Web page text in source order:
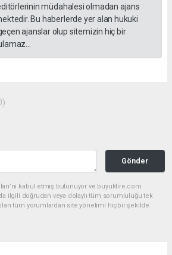
müdahalesi olmadan ajans
Bu haberlerde yer alan hukuki
ajanslar olup sitemizin hiç bir
Gönder
kabul etmiş bulunuyor ve buyuktire.com
ilgili doğrudan veya dolaylı tüm sorumluluğu tek
tüm yorumlardan site yönetimi hiçbir şekilde